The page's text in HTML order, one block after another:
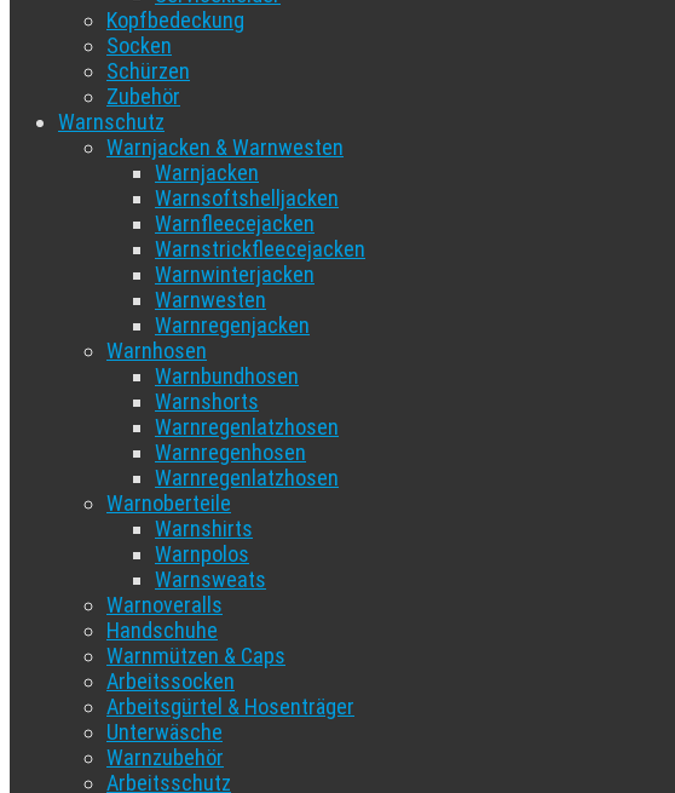
Kopfbedeckung
Socken
Schürzen
Zubehör
Warnschutz
Warnjacken & Warnwesten
Warnjacken
Warnsoftshelljacken
Warnfleecejacken
Warnstrickfleecejacken
Warnwinterjacken
Warnwesten
Warnregenjacken
Warnhosen
Warnbundhosen
Warnshorts
Warnregenlatzhosen
Warnregenhosen
Warnregenlatzhosen
Warnoberteile
Warnshirts
Warnpolos
Warnsweats
Warnoveralls
Handschuhe
Warnmützen & Caps
Arbeitssocken
Arbeitsgürtel & Hosenträger
Unterwäsche
Warnzubehör
Arbeitsschutz